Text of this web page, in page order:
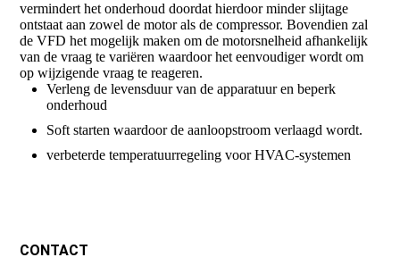
vermindert het onderhoud doordat hierdoor minder slijtage
ontstaat aan zowel de motor als de compressor. Bovendien zal
de VFD het mogelijk maken om de motorsnelheid afhankelijk
van de vraag te variëren waardoor het eenvoudiger wordt om
op wijzigende vraag te reageren.
Verleng de levensduur van de apparatuur en beperk
onderhoud
Soft starten waardoor de aanloopstroom verlaagd wordt.
verbeterde temperatuurregeling voor HVAC-systemen
CONTACT